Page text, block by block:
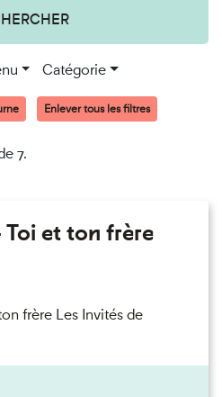
Catégorie
Enlever tous les filtres
7.
Toi et ton frère
frère Les Invités de